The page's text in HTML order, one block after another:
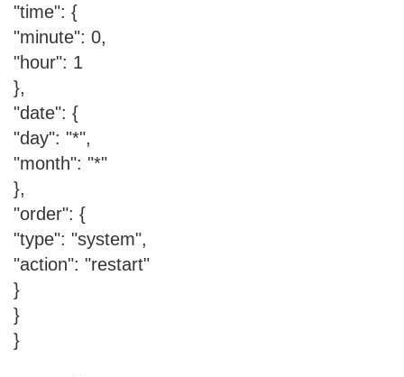
"time": {
"minute": 0,
"hour": 1
},
"date": {
"day": "*",
"month": "*"
},
"order": {
"type": "system",
"action": "restart"
}
}
}